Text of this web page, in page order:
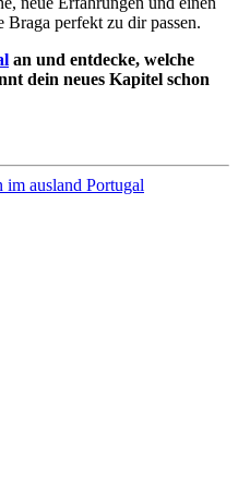
Braga perfekt zu dir passen.
an und entdecke, welche
dein neues Kapitel schon
im ausland Portugal